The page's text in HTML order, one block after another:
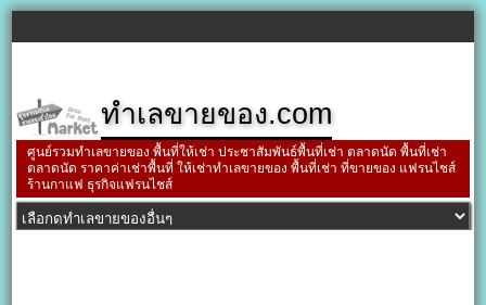
ทำเลขายของ.com
ศูนย์รวมทำเลขายของ พื้นที่ให้เช่า ประชาสัมพันธ์พื้นที่เช่า ตลาดนัด พื้นที่เช่า
ตลาดนัด ราคาค่าเช่าพื้นที่ ให้เช่าทำเลขายของ พื้นที่เช่า ที่ขายของ แฟรนไชส์
ร้านกาแฟ ธุรกิจแฟรนไชส์